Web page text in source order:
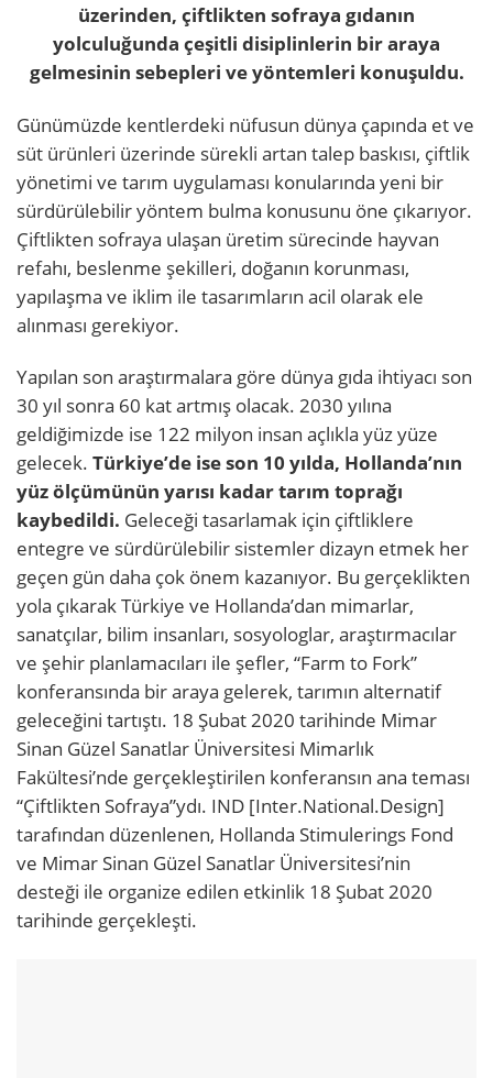
üzerinden, çiftlikten sofraya gıdanın
yolculuğunda çeşitli disiplinlerin bir araya
gelmesinin sebepleri ve yöntemleri konuşuldu.
Günümüzde kentlerdeki nüfusun dünya çapında et ve
süt ürünleri üzerinde sürekli artan talep baskısı, çiftlik
yönetimi ve tarım uygulaması konularında yeni bir
sürdürülebilir yöntem bulma konusunu öne çıkarıyor.
Çiftlikten sofraya ulaşan üretim sürecinde hayvan
refahı, beslenme şekilleri, doğanın korunması,
yapılaşma ve iklim ile tasarımların acil olarak ele
alınması gerekiyor.
Yapılan son araştırmalara göre dünya gıda ihtiyacı son
30 yıl sonra 60 kat artmış olacak. 2030 yılına
geldiğimizde ise 122 milyon insan açlıkla yüz yüze
gelecek. Türkiye’de ise son 10 yılda, Hollanda’nın
yüz ölçümünün yarısı kadar tarım toprağı
kaybedildi. Geleceği tasarlamak için çiftliklere
entegre ve sürdürülebilir sistemler dizayn etmek her
geçen gün daha çok önem kazanıyor. Bu gerçeklikten
yola çıkarak Türkiye ve Hollanda’dan mimarlar,
sanatçılar, bilim insanları, sosyologlar, araştırmacılar
ve şehir planlamacıları ile şefler, “Farm to Fork”
konferansında bir araya gelerek, tarımın alternatif
geleceğini tartıştı. 18 Şubat 2020 tarihinde Mimar
Sinan Güzel Sanatlar Üniversitesi Mimarlık
Fakültesi’nde gerçekleştirilen konferansın ana teması
“Çiftlikten Sofraya”ydı. IND [Inter.National.Design]
tarafından düzenlenen, Hollanda Stimulerings Fond
ve Mimar Sinan Güzel Sanatlar Üniversitesi’nin
desteği ile organize edilen etkinlik 18 Şubat 2020
tarihinde gerçekleşti.